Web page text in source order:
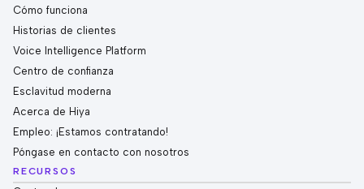
Cómo funciona
Historias de clientes
Voice Intelligence Platform
Centro de confianza
Esclavitud moderna
Acerca de Hiya
Empleo: ¡Estamos contratando!
Póngase en contacto con nosotros
RECURSOS